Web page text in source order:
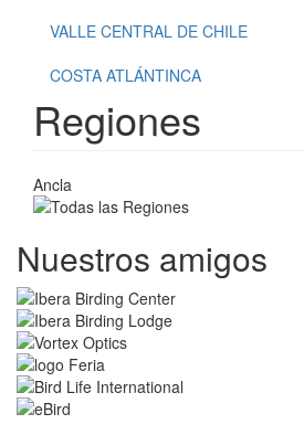
VALLE CENTRAL DE CHILE
COSTA ATLÁNTINCA
Regiones
Ancla
Nuestros amigos